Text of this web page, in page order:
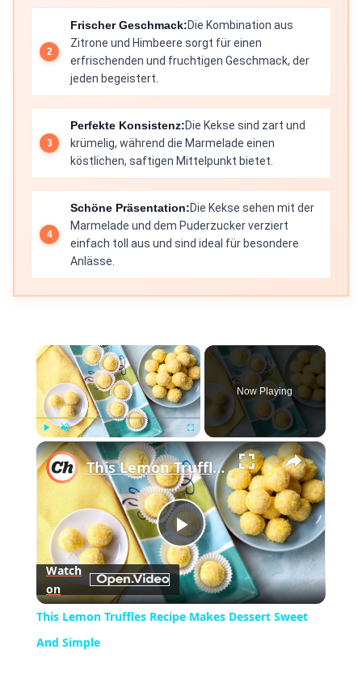
Frischer Geschmack:Die Kombination aus
Zitrone und Himbeere sorgt für einen
erfrischenden und fruchtigen Geschmack, der
jeden begeistert.
Perfekte Konsistenz:Die Kekse sind zart und
krümelig, während die Marmelade einen
köstlichen, saftigen Mittelpunkt bietet.
Schöne Präsentation:Die Kekse sehen mit der
Marmelade und dem Puderzucker verziert
einfach toll aus und sind ideal für besondere
Anlässe.
×
Play Unmute
Now Playing
×
Play
Video
This Lemon Truffles Recipe Makes Dessert Sweet And Simple
Watch
on
This Lemon Truffles Recipe Makes Dessert Sweet
And Simple